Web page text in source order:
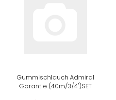
Gummischlauch Admiral
Garantie (40m/3/4")SET